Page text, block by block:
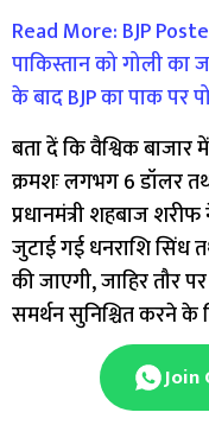
Read More: BJP
पाकिस्तान को गोली का
के बाद BJP का पाक पर
बता दें कि वैश्विक बाजार
क्रमशः लगभग 6 डॉलर
प्रधानमंत्री शहबाज
जुटाई गई धनराशि सिंध
की जाएगी, जाहिर तौर
समर्थन सुनिश्चित करने के
Join